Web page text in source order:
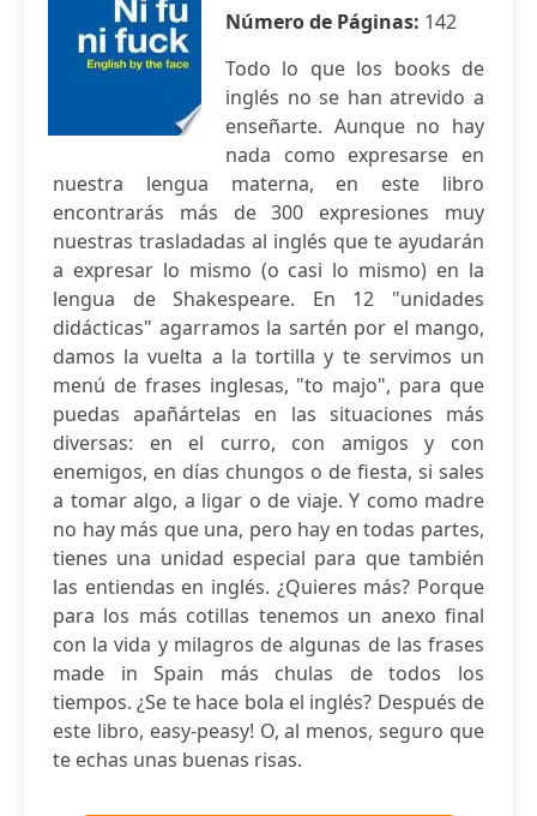
Número de Páginas: 142
Todo lo que los books de
inglés no se han atrevido a
enseñarte. Aunque no hay
nada como expresarse en
nuestra lengua materna, en este libro
encontrarás más de 300 expresiones muy
nuestras trasladadas al inglés que te ayudarán
a expresar lo mismo (o casi lo mismo) en la
lengua de Shakespeare. En 12 "unidades
didácticas" agarramos la sartén por el mango,
damos la vuelta a la tortilla y te servimos un
menú de frases inglesas, "to majo", para que
puedas apañártelas en las situaciones más
diversas: en el curro, con amigos y con
enemigos, en días chungos o de fiesta, si sales
a tomar algo, a ligar o de viaje. Y como madre
no hay más que una, pero hay en todas partes,
tienes una unidad especial para que también
las entiendas en inglés. ¿Quieres más? Porque
para los más cotillas tenemos un anexo final
con la vida y milagros de algunas de las frases
made in Spain más chulas de todos los
tiempos. ¿Se te hace bola el inglés? Después de
este libro, easy-peasy! O, al menos, seguro que
te echas unas buenas risas.